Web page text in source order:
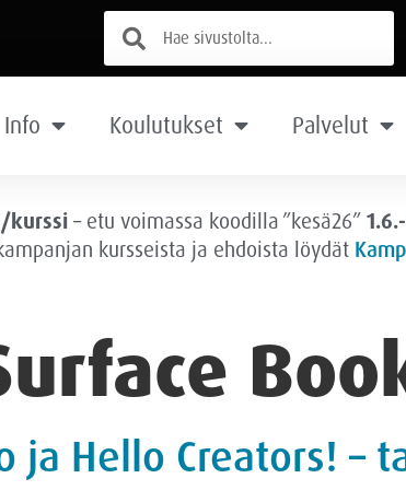
Info Koulutukset Palvelut
kurssi– etu voimassa koodilla ”kesä26”
kursseista ja ehdoista löydät
ja Hello Creators! –